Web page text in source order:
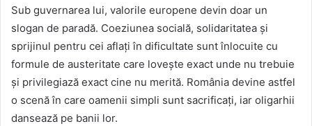
Sub guvernarea lui, valorile europene devin doar un
slogan de paradă. Coeziunea socială, solidaritatea și
sprijinul pentru cei aflați în dificultate sunt înlocuite cu
formule de austeritate care lovește exact unde nu trebuie
și privilegiază exact cine nu merită. România devine astfel
o scenă în care oamenii simpli sunt sacrificați, iar oligarhii
dansează pe banii lor.